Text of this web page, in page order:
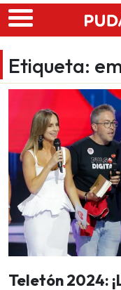
Skip to main content
Etiqueta:
Teletón 2024: